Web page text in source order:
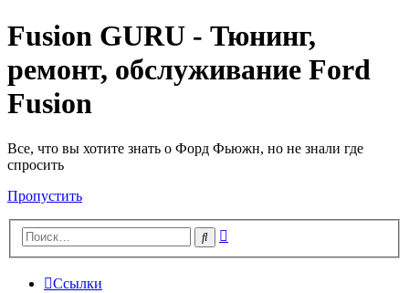
Fusion GURU - Тюнинг,
ремонт, обслуживание Ford
Fusion
Все, что вы хотите знать о Форд Фьюжн, но не знали где
спросить
Пропустить
Поиск
Ссылки